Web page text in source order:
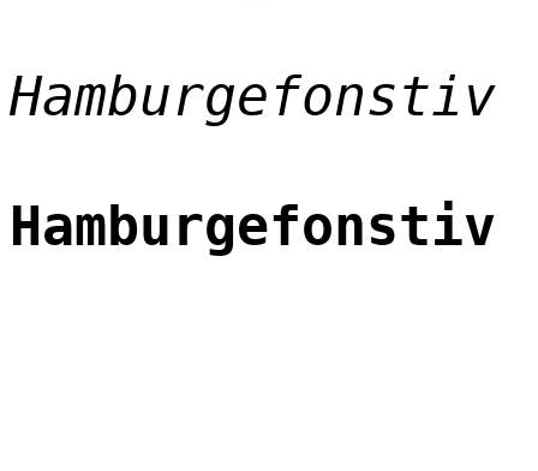
Hamburgefonstiv
Hamburgefonstiv